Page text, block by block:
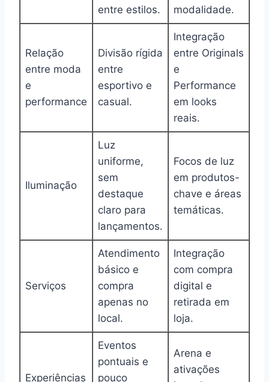
entre estilos.
modalidade.
Relação
entre moda
e
performance
Divisão rígida
entre
esportivo e
casual.
Integração
entre Originals
e
Performance
em looks
reais.
Iluminação
Luz
uniforme,
sem
destaque
claro para
lançamentos.
Focos de luz
em produtos-
chave e áreas
temáticas.
Serviços
Atendimento
básico e
compra
apenas no
local.
Integração
com compra
digital e
retirada em
loja.
Experiências
Eventos
pontuais e
pouco
Arena e
ativações